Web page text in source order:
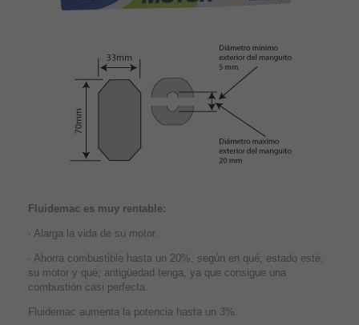
Fluidemac es muy rentable:
· Alarga la vida de su motor.
· Ahorra combustible hasta un 20%, según en qué; estado esté;
su motor y qué; antigüedad tenga, ya que consigue una
combustión casi perfecta.
Fluidemac aumenta la potencia hasta un 3%.